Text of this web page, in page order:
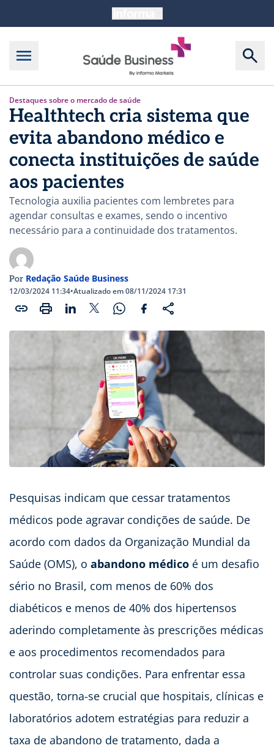
Destaques sobre o mercado de saúde
Healthtech cria sistema que
evita abandono médico e
conecta instituições de saúde
aos pacientes
Tecnologia auxilia pacientes com lembretes para
agendar consultas e exames, sendo o incentivo
necessário para a continuidade dos tratamentos.
Por Redação Saúde Business
12/03/2024 11:34•Atualizado em 08/11/2024 17:31
Pesquisas indicam que cessar tratamentos
médicos pode agravar condições de saúde. De
acordo com dados da Organização Mundial da
Saúde (OMS), o abandono médico é um desafio
sério no Brasil, com menos de 60% dos
diabéticos e menos de 40% dos hipertensos
aderindo completamente às prescrições médicas
e aos procedimentos recomendados para
controlar suas condições. Para enfrentar essa
questão, torna-se crucial que hospitais, clínicas e
laboratórios adotem estratégias para reduzir a
taxa de abandono de tratamento, dada a